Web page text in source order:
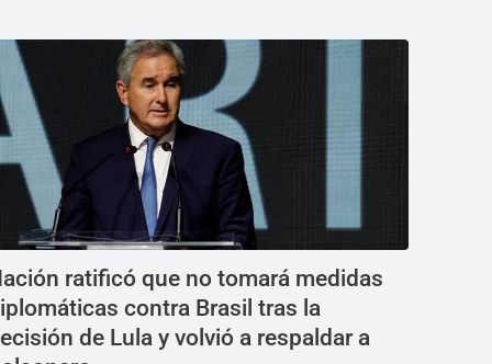
ratificó que no tomará medidas
contra Brasil tras la
de Lula y volvió a respaldar a